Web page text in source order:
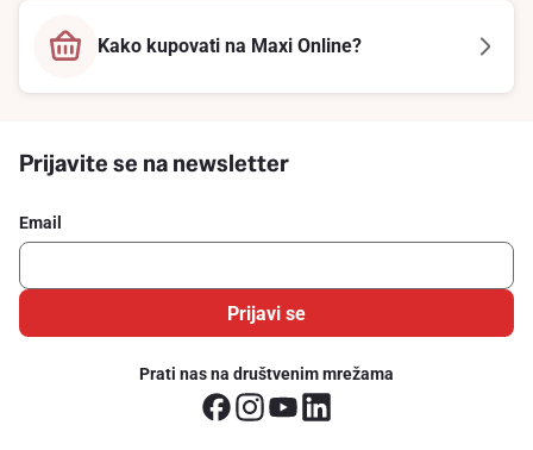
Kako kupovati na Maxi Online?
Prijavite se na newsletter
Email
Prijavi se
Prati nas na društvenim mrežama